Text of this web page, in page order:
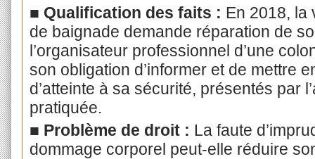
■ Qualification des faits : En 2018, la
de baignade demande réparation de
l’organisateur professionnel d’une
son obligation d’informer et de mettre
d’atteinte à sa sécurité, présentés par
pratiquée.
■ Problème de droit : La faute
dommage corporel peut-elle réduire